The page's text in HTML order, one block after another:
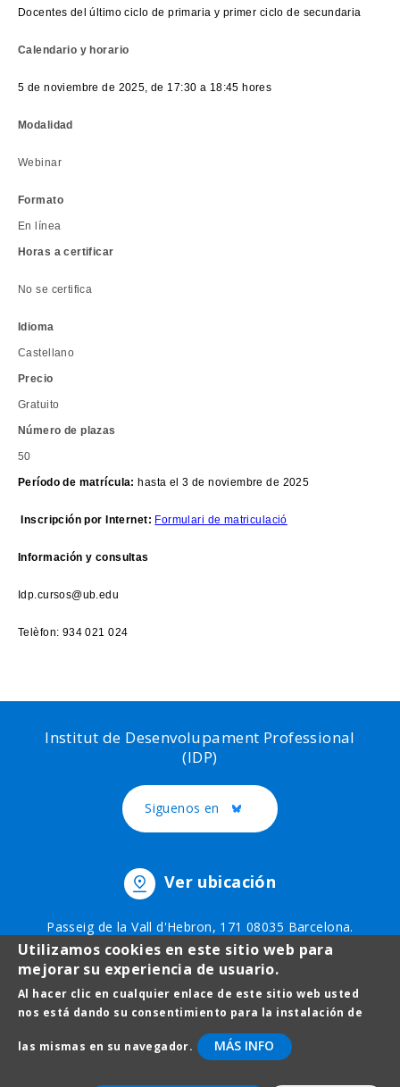
Docentes del último ciclo de primaria y primer ciclo de secundaria
Calendario y horario
5 de noviembre de 2025, de 17:30 a 18:45 hores
Modalidad
Webinar
Formato
En línea
Horas a certificar
No se certifica
Idioma
Castellano
Precio
Gratuito
Número de plazas
50
Período de matrícula: hasta el 3 de noviembre de 2025
Inscripción por Internet: Formulari de matriculació
Información y consultas
Idp.cursos@ub.edu
Telèfon: 934 021 024
Institut de Desenvolupament Professional
(IDP)
Siguenos en Twitter
Ver ubicación
Passeig de la Vall d'Hebron, 171 08035 Barcelona.
Teléfono: 93 403 51 75
Menú
Avís legal
Protecció de dades
Contacto
Utilizamos cookies en este sitio web para
mejorar su experiencia de usuario.
Al hacer clic en cualquier enlace de este sitio web usted
nos está dando su consentimiento para la instalación de
las mismas en su navegador. MÁS INFO